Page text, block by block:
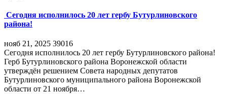
Сегодня исполнилось 20 лет гербу Бутурлиновского
района!
нояб 21, 2025 39016
Сегодня исполнилось 20 лет гербу Бутурлиновского района!
Герб Бутурлиновского района Воронежской области
утверждён решением Совета народных депутатов
Бутурлиновского муниципального района Воронежской
области от 21 ноября…